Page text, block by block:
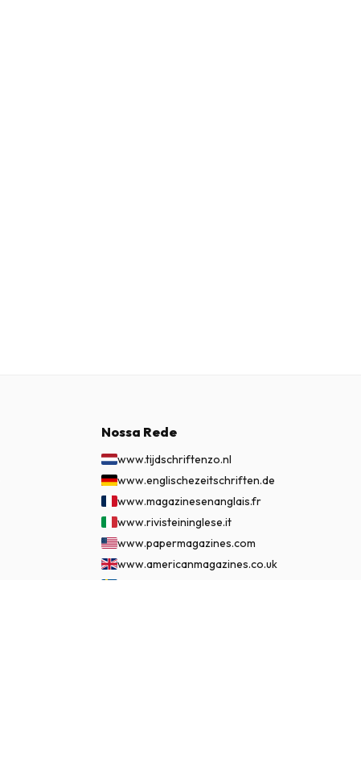
Nossa Rede
www.tijdschriftenzo.nl
www.englischezeitschriften.de
www.magazinesenanglais.fr
www.rivisteininglese.it
www.papermagazines.com
www.americanmagazines.co.uk
www.engelskatidskrifter.se